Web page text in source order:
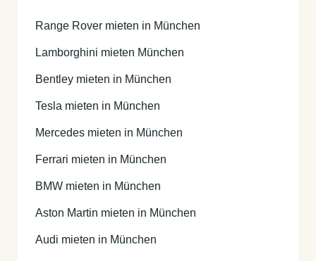
Range Rover mieten in München
Lamborghini mieten München
Bentley mieten in München
Tesla mieten in München
Mercedes mieten in München
Ferrari mieten in München
BMW mieten in München
Aston Martin mieten in München
Audi mieten in München